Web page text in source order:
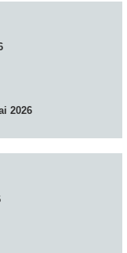
2026